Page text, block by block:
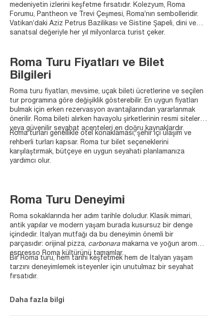
medeniyetin izlerini keşfetme fırsatıdır. Kolezyum, Roma
Forumu, Pantheon ve Trevi Çeşmesi, Roma’nın sembolleridir.
Vatikan’daki Aziz Petrus Bazilikası ve Sistine Şapeli, dini ve
sanatsal değeriyle her yıl milyonlarca turist çeker.
Roma Turu Fiyatları ve Bilet
Bilgileri
Roma turu fiyatları, mevsime, uçak bileti ücretlerine ve seçilen
tur programına göre değişiklik gösterebilir. En uygun fiyatları
bulmak için erken rezervasyon avantajlarından yararlanmak
önerilir. Roma bileti alırken havayolu şirketlerinin resmi siteleri
veya güvenilir seyahat acenteleri en doğru kaynaklardır.
Roma turları genellikle otel konaklaması, şehir içi ulaşım ve
rehberli turları kapsar. Roma tur bilet seçeneklerini
karşılaştırmak, bütçeye en uygun seyahati planlamanıza
yardımcı olur.
Roma Turu Deneyimi
Roma sokaklarında her adım tarihle doludur. Klasik mimari,
antik yapılar ve modern yaşam burada kusursuz bir denge
içindedir. İtalyan mutfağı da bu deneyimin önemli bir
parçasıdır: orijinal pizza, carbonara makarna ve yoğun aromalı
espresso Roma kültürünü tamamlar.
Bir Roma turu, hem tarihi keşfetmek hem de İtalyan yaşam
tarzını deneyimlemek isteyenler için unutulmaz bir seyahat
fırsatıdır.
Daha fazla bilgi